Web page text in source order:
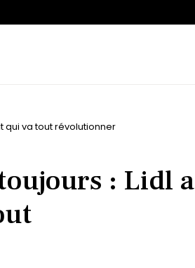
qui va tout révolutionner
: Lidl a